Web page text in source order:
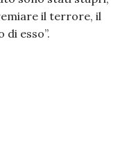
il terrore, il
esso”.